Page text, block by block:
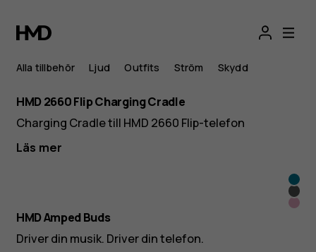
Browse
Android
phone
accessories
Alla tillbehör Ljud Outfits Ström Skydd
HMD 2660 Flip Charging Cradle
Charging Cradle till HMD 2660 Flip-telefon
Läs mer
Rosa
HMD Amped Buds
Driver din musik. Driver din telefon.